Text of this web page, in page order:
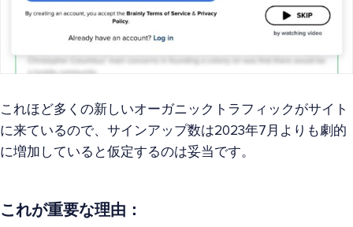
これほど多くの新しいオーガニックトラフィックがサイト
に来ているので、サインアップ数は2023年7月よりも劇的
に増加していると仮定するのは妥当です。
これが重要な理由：